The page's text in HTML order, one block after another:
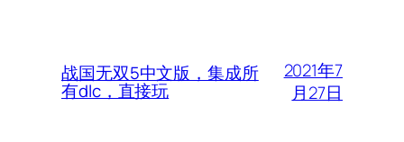
战国无双5中文版，集成所
有dlc，直接玩
2021年7
月27日